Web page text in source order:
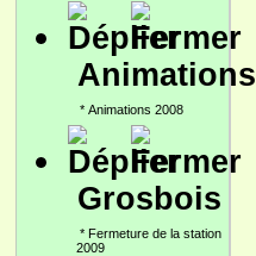
Animations
* Animations 2008
Grosbois
* Fermeture de la station
2009